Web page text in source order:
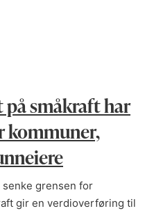
småkraft har
kommuner,
senke grensen for
gir en verdioverføring til